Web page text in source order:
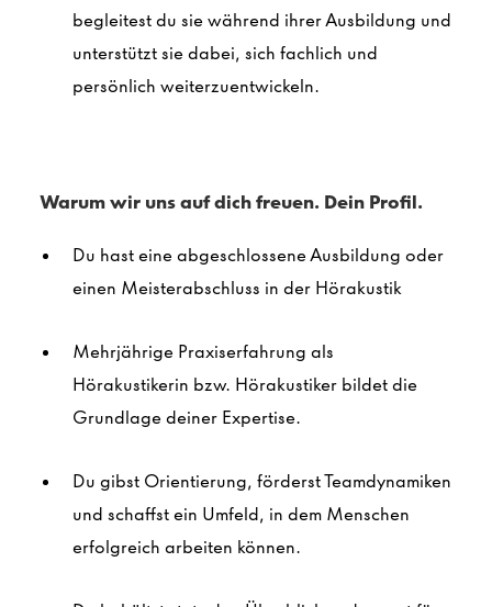
begleitest du sie während ihrer Ausbildung und
unterstützt sie dabei, sich fachlich und
persönlich weiterzuentwickeln.
Warum wir uns auf dich freuen. Dein Profil.
Du hast eine abgeschlossene Ausbildung oder
einen Meisterabschluss in der Hörakustik
Mehrjährige Praxiserfahrung als
Hörakustikerin bzw. Hörakustiker bildet die
Grundlage deiner Expertise.
Du gibst Orientierung, förderst Teamdynamiken
und schaffst ein Umfeld, in dem Menschen
erfolgreich arbeiten können.